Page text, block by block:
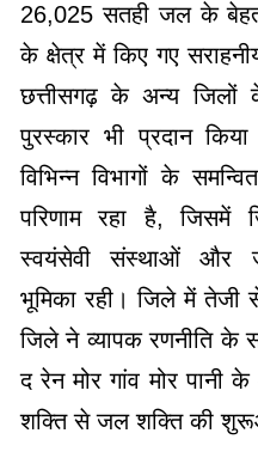
26,025 सतही जल के
के क्षेत्र में किए गए
छत्तीसगढ़ के अन्य
पुरस्कार भी प्रदान
विभिन्न विभागों के
परिणाम रहा है, जिसमें
स्वयंसेवी संस्थाओं और
भूमिका रही। जिले में
जिले ने व्यापक रणनीति
द रेन मोर गांव मोर पानी
शक्ति से जल शक्ति की